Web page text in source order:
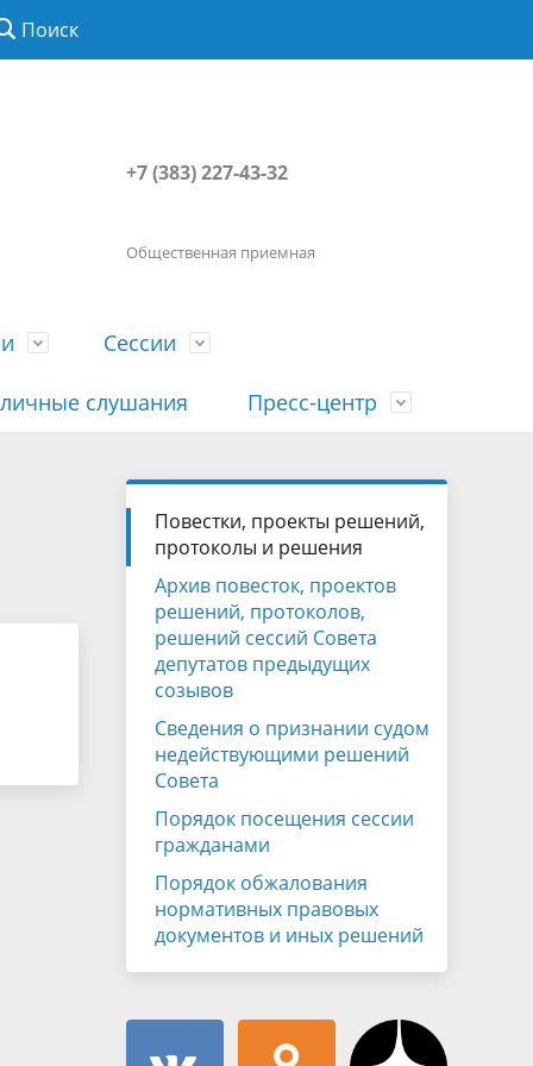
Поиск
+7 (383) 227-43-32
Общественная приемная
История
Муниципальная служба
Объявления
Сессии
Порядок посещения сессии
гражданами
Сведения о доходах, расходах, об
имуществе, обязательствах
имущественного характера
Информационные материалы
слушания Пресс-центр
Наша "Прямая линия"
Повестки, проекты решений,
протоколы и решения
Архив повесток, проектов
решений, протоколов,
решений сессий Совета
депутатов предыдущих
созывов
Сведения о признании судом
недействующими решений
Совета
Порядок посещения сессии
гражданами
Порядок обжалования
нормативных правовых
документов и иных решений